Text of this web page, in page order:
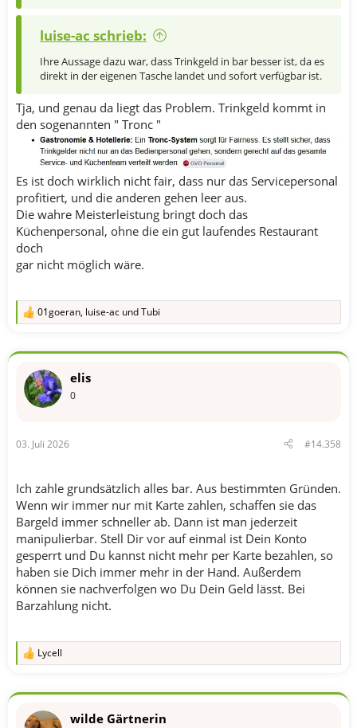
luise-ac schrieb:
Ihre Aussage dazu war, dass Trinkgeld in bar besser ist, da es
direkt in der eigenen Tasche landet und sofort verfügbar ist.
Tja, und genau da liegt das Problem. Trinkgeld kommt in
den sogenannten " Tronc "
Es ist doch wirklich nicht fair, dass nur das Servicepersonal
profitiert, und die anderen gehen leer aus.
Die wahre Meisterleistung bringt doch das
Küchenpersonal, ohne die ein gut laufendes Restaurant
doch
gar nicht möglich wäre.
R
k
o
:
01goeran, luise-ac undTubi
elis
0
03. Juli 2026 #14.358
Ich zahle grundsätzlich alles bar. Aus bestimmten Gründen.
Wenn wir immer nur mit Karte zahlen, schaffen sie das
Bargeld immer schneller ab. Dann ist man jederzeit
manipulierbar. Stell Dir vor auf einmal ist Dein Konto
gesperrt und Du kannst nicht mehr per Karte bezahlen, so
haben sie Dich immer mehr in der Hand. Außerdem
können sie nachverfolgen wo Du Dein Geld lässt. Bei
Barzahlung nicht.
R
k
Lycell
wilde Gärtnerin